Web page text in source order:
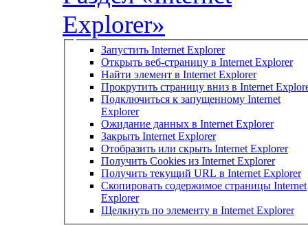
Explorer»
Запустить Internet Explorer
Открыть веб-страницу в Internet Explorer
Найти элемент в Internet Explorer
Прокрутить страницу вниз в Internet
Подключиться к запущенному Internet
Explorer
Ожидание данных в Internet Explorer
Закрыть Internet Explorer
Отобразить или скрыть Internet Explorer
Получить Cookies из Internet Explorer
Получить текущий URL в Internet Explorer
Скопировать содержимое страницы Internet
Explorer
Щелкнуть по элементу в Internet Explorer